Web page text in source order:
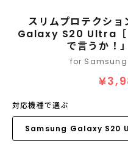
スリムプロテクシ
Galaxy S20 Ultra［
で言うか！
for
対応機種で選ぶ